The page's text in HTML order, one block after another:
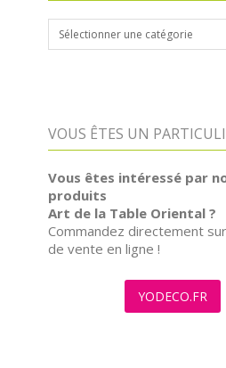
COLLECTIONS
VOUS ÊTES UN
Vous êtes intéressé par
produits
Art de la Table Oriental ?
Commandez directement
de vente en ligne !
YODECO.FR